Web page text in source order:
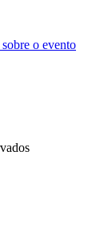
o evento